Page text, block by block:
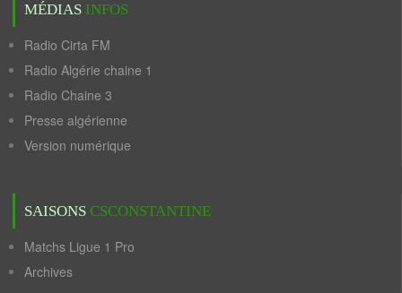
MÉDIAS INFOS
Radio Cirta FM
Radio Algérie chaine 1
Radio Chaine 3
Presse algérienne
Version numérique
SAISONS CSCONSTANTINE
Matchs Ligue 1 Pro
Archives